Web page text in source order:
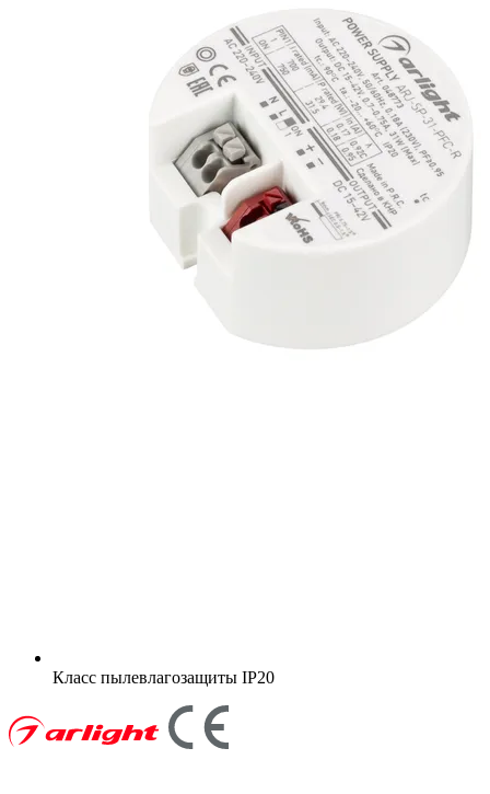
Класс пылевлагозащиты IP20